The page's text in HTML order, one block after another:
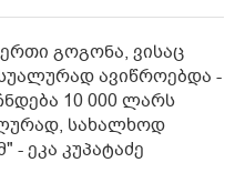
გოგონა, ვისაც
ავიწროებდა -
10 000 ლარს
სახალხოდ
- ეკა კუპატაძე